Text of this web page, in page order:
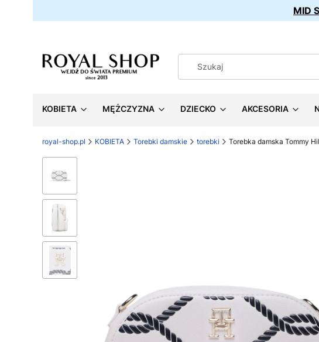
MID
KOBIETA MĘŻCZYZNA DZIECKO AKCESORIA
royal-shop.pl KOBIETA Torebki damskie torebki Torebka damska Tommy